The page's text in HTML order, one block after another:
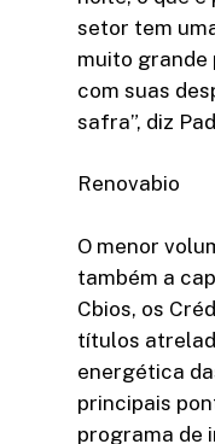
setor tem
muito grande
com suas
safra”, diz
Renovabio
O menor
também a
Cbios, os
títulos
energética
principais
programa de